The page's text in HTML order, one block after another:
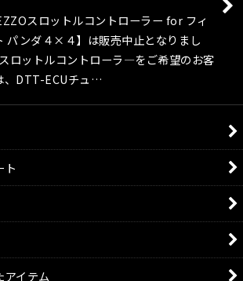
スロットルコントローラー for フィ
パンダ４×４】は販売中止となりまし
ロットルコントローラ―をご希望のお客
、DTT-ECUチュ…
ト
アイテム